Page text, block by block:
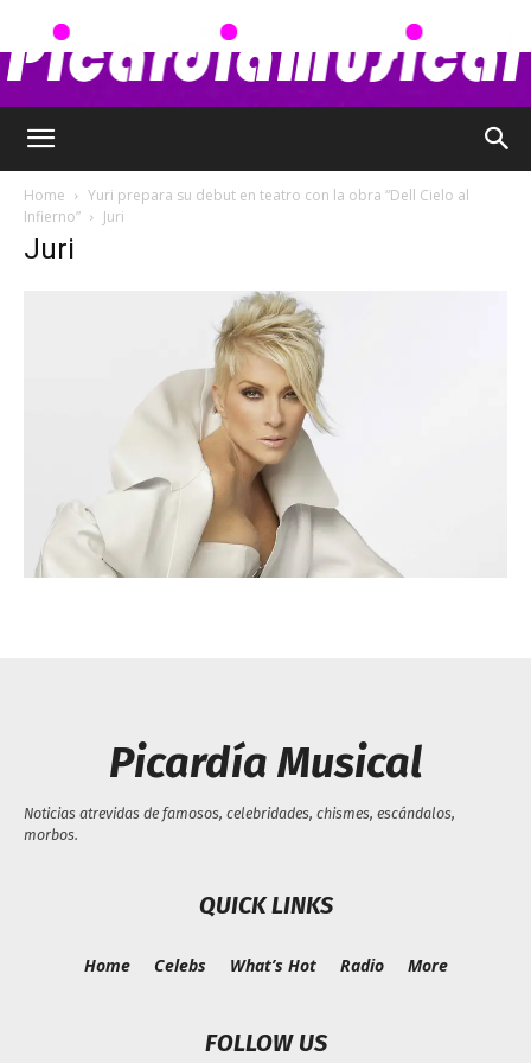
–
Chismes,
Escandalos,Morbo,
Home
Yuri prepara su debut en teatro con la obra “Dell Cielo al
Infierno”
Juri
Juri
Picardía Musical
Noticias atrevidas de famosos, celebridades, chismes, escándalos,
morbos.
QUICK LINKS
Home Celebs What’s Hot Radio More
FOLLOW US